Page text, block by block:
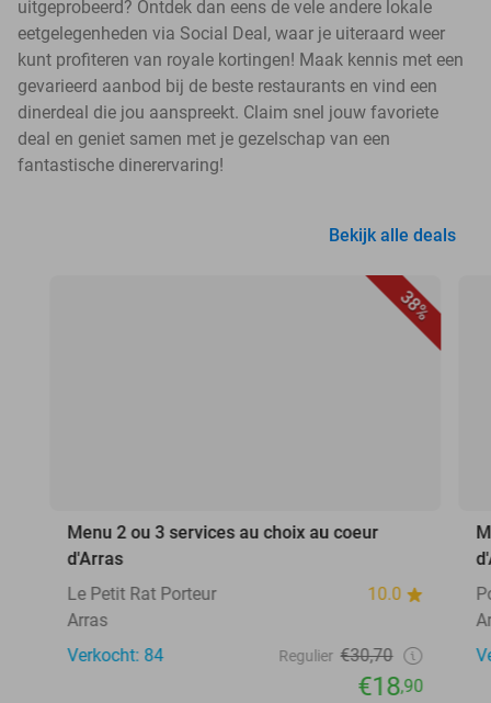
uitgeprobeerd? Ontdek dan eens de vele andere lokale
eetgelegenheden via Social Deal, waar je uiteraard weer
kunt profiteren van royale kortingen! Maak kennis met een
gevarieerd aanbod bij de beste restaurants en vind een
dinerdeal die jou aanspreekt. Claim snel jouw favoriete
deal en geniet samen met je gezelschap van een
fantastische dinerervaring!
Bekijk alle deals
38%
Menu 2 ou 3 services au choix au coeur
d'Arras
Le Petit Rat Porteur
10.0
Arras
Verkocht: 84
Regulier €30,70
€18,90